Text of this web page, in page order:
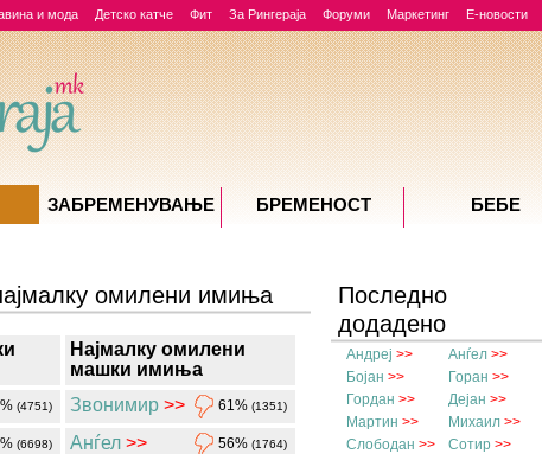
и мода Детско катче Фит За Рингераја Форуми Маркетинг Е-новости
омилени имиња
Најмалку омилени
машки имиња
(4751) Звонимир >> 61% (1351)
(6698) Анѓел >> 56% (1764)
Последно
додадено
толкување на
името
Андреј >> Анѓел >>
Бојан >> Горан >>
Гордан >> Дејан >>
Мартин >> Михаил >>
Слободан >> Сотир >>
ЗАБРЕМЕНУВАЊE БРЕМЕНОСТ БЕБЕ